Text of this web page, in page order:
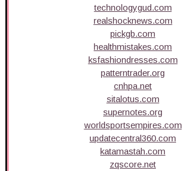
technologygud.com
realshocknews.com
pickgb.com
healthmistakes.com
ksfashiondresses.com
patterntrader.org
cnhpa.net
sitalotus.com
supernotes.org
worldsportsempires.com
updatecentral360.com
katamastah.com
zqscore.net